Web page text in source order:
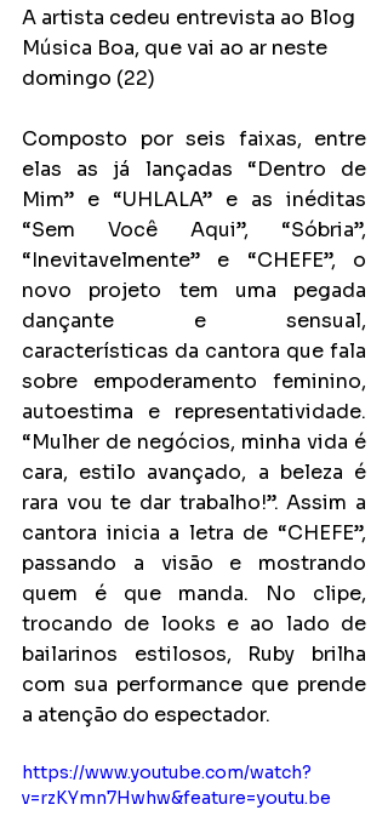
A artista cedeu entrevista ao Blog
Música Boa, que vai ao ar neste
domingo (22)
Composto por seis faixas, entre
elas as já lançadas “Dentro de
Mim” e “UHLALA” e as inéditas
“Sem Você Aqui”, “Sóbria”,
“Inevitavelmente” e “CHEFE”, o
novo projeto tem uma pegada
dançante e sensual,
características da cantora que fala
sobre empoderamento feminino,
autoestima e representatividade.
“Mulher de negócios, minha vida é
cara, estilo avançado, a beleza é
rara vou te dar trabalho!”. Assim a
cantora inicia a letra de “CHEFE”,
passando a visão e mostrando
quem é que manda. No clipe,
trocando de looks e ao lado de
bailarinos estilosos, Ruby brilha
com sua performance que prende
a atenção do espectador.
https://www.youtube.com/watch?
v=rzKYmn7Hwhw&feature=youtu.be